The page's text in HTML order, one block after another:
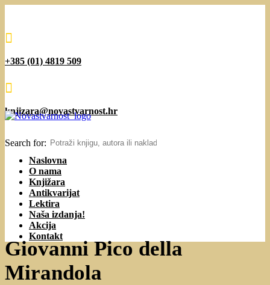

+385 (01) 4819 509

knjizara@novastvarnost.hr
Search for:
Naslovna
O nama
Knjižara
Antikvarijat
Lektira
Naša izdanja!
Akcija
Kontakt
Giovanni Pico della
Mirandola